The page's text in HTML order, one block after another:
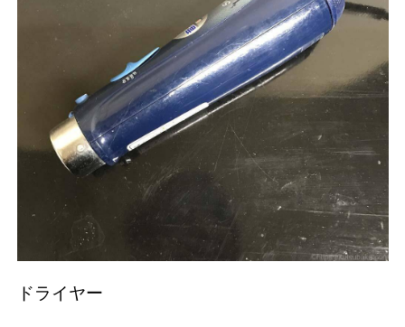
ドライヤー